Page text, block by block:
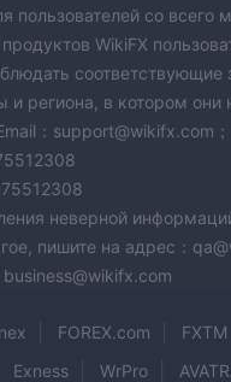
пользователей со всего
WikiFX
соответствующие
и региона, в котором они
：support@wikifx.com；
неверной
пишите на адрес：
FOREX.com
FXTM
Exness WrPro